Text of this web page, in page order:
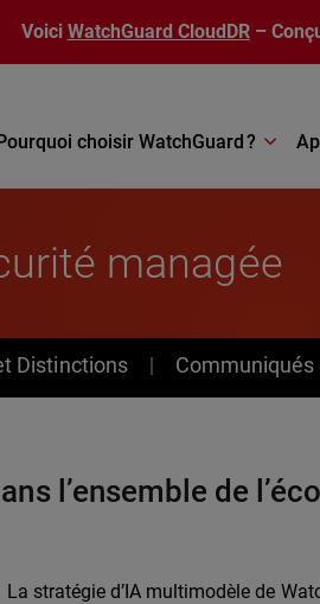
Voici WatchGuard CloudDR –
choisir WatchGuard ?
managée
Distinctions Communiqués
l’ensemble de
La stratégie d’IA multimodèle de